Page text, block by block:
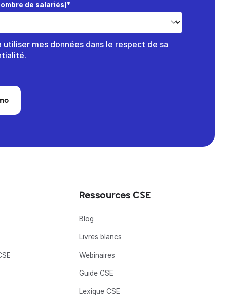
de salariés)*
mes données dans le respect de sa
Ressources CSE
Blog
Livres blancs
Webinaires
Guide CSE
Lexique CSE